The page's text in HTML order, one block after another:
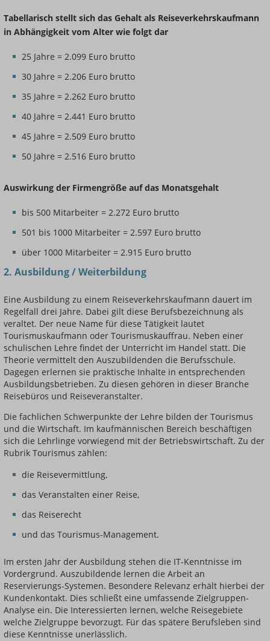
Tabellarisch stellt sich das Gehalt als Reiseverkehrskaufmann
in Abhängigkeit vom Alter wie folgt dar
25 Jahre = 2.099 Euro brutto
30 Jahre = 2.206 Euro brutto
35 Jahre = 2.262 Euro brutto
40 Jahre = 2.441 Euro brutto
45 Jahre = 2.509 Euro brutto
50 Jahre = 2.516 Euro brutto
Auswirkung der Firmengröße auf das Monatsgehalt
bis 500 Mitarbeiter = 2.272 Euro brutto
501 bis 1000 Mitarbeiter = 2.597 Euro brutto
über 1000 Mitarbeiter = 2.915 Euro brutto
2. Ausbildung / Weiterbildung
Eine Ausbildung zu einem Reiseverkehrskaufmann dauert im
Regelfall drei Jahre. Dabei gilt diese Berufsbezeichnung als
veraltet. Der neue Name für diese Tätigkeit lautet
Tourismuskaufmann oder Tourismuskauffrau. Neben einer
schulischen Lehre findet der Unterricht im Handel statt. Die
Theorie vermittelt den Auszubildenden die Berufsschule.
Dagegen erlernen sie praktische Inhalte in entsprechenden
Ausbildungsbetrieben. Zu diesen gehören in dieser Branche
Reisebüros und Reiseveranstalter.
Die fachlichen Schwerpunkte der Lehre bilden der Tourismus
und die Wirtschaft. Im kaufmännischen Bereich beschäftigen
sich die Lehrlinge vorwiegend mit der Betriebswirtschaft. Zu der
Rubrik Tourismus zählen:
die Reisevermittlung,
das Veranstalten einer Reise,
das Reiserecht
und das Tourismus-Management.
Im ersten Jahr der Ausbildung stehen die IT-Kenntnisse im
Vordergrund. Auszubildende lernen die Arbeit an
Reservierungs-Systemen. Besondere Relevanz erhält hierbei der
Kundenkontakt. Dies schließt eine umfassende Zielgruppen-
Analyse ein. Die Interessierten lernen, welche Reisegebiete
welche Zielgruppe bevorzugt. Für das spätere Berufsleben sind
diese Kenntnisse unerlässlich.